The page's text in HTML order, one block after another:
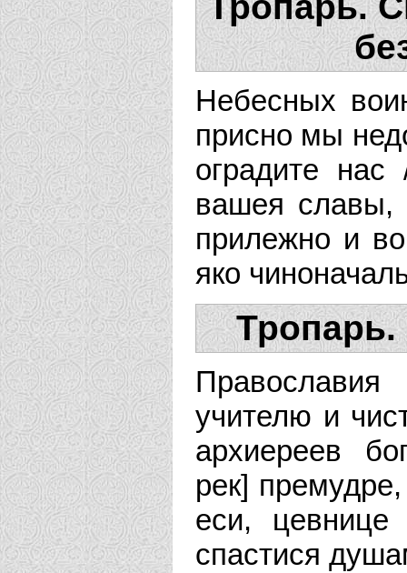
Небесных
присно мы
оградите
вашея
прилежно и
яко
учителю и
архиереев
рек]
еси,
спастися